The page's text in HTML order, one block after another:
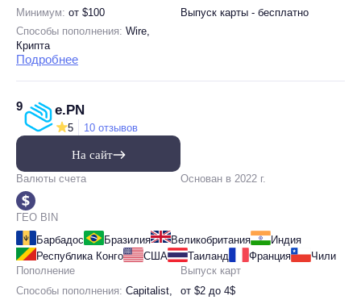
Минимум: от $100
Способы пополнения: Wire,
Крипта
Выпуск карты - бесплатно
Подробнее
9 e.PN
5 10 отзывов
На сайт
Валюты счета Основан в 2022 г.
ГЕО BIN
Барбадос
Бразилия Великобритания
Индия
Республика Конго
США Таиланд Франция
Чили
Пополнение
Способы пополнения: Capitalist,
Выпуск карт
от $2 до 4$